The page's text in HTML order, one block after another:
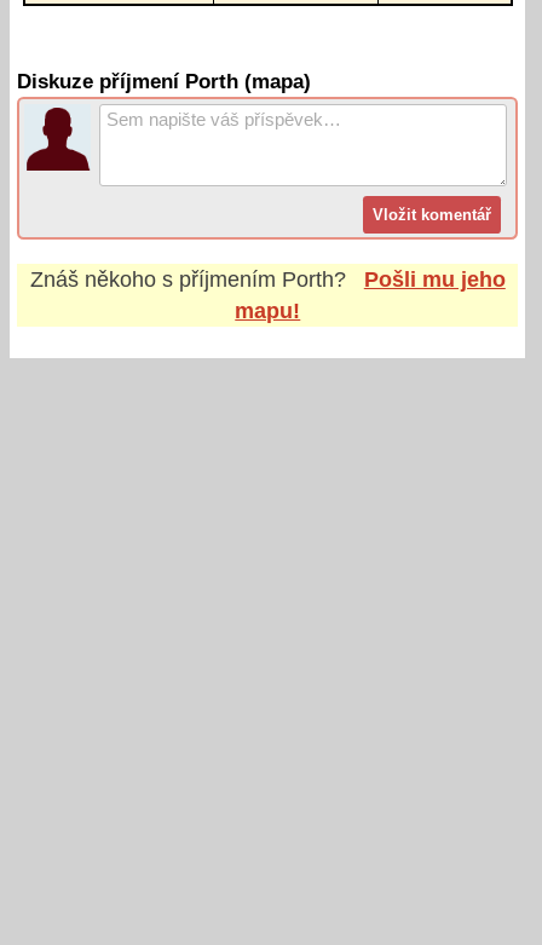
Diskuze příjmení Porth (mapa)
Znáš někoho s příjmením Porth?
Pošli mu jeho
mapu!